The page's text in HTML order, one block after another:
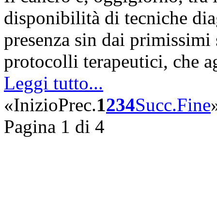
disponibilità di tecniche
presenza sin dai
protocolli terapeutici, che
Leggi tutto...
«InizioPrec.1234Succ.Fine
Pagina 1 di 4